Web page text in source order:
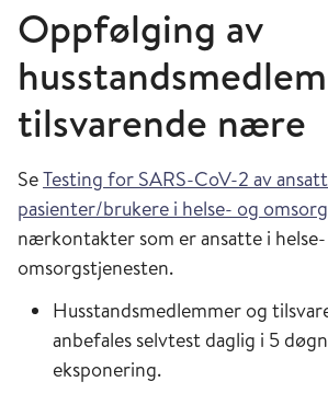
Oppfølging av
tilsvarende nære
SeTesting for SARS-CoV-2 av
pasienter/brukere i helse- og
nærkontakter som er ansatte i
omsorgstjenesten.
Husstandsmedlemmer og
anbefales selvtest daglig i 5
eksponering.